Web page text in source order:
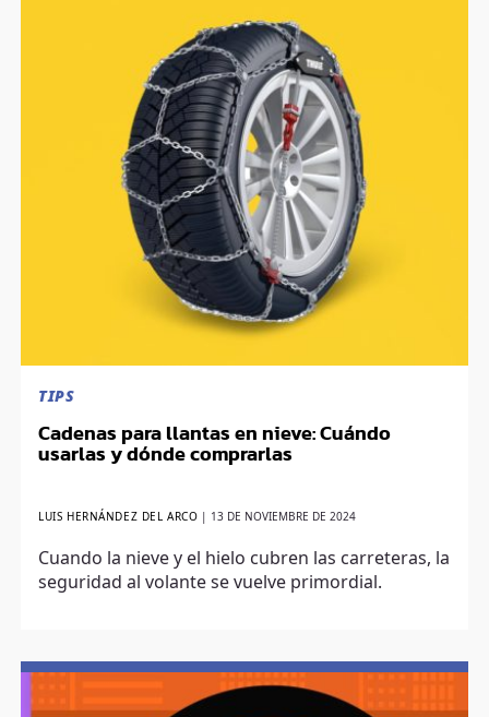
TIPS
Cadenas para llantas en nieve: Cuándo
usarlas y dónde comprarlas
LUIS HERNÁNDEZ DEL ARCO 13 DE NOVIEMBRE DE 2024
Cuando la nieve y el hielo cubren las carreteras, la
seguridad al volante se vuelve primordial.